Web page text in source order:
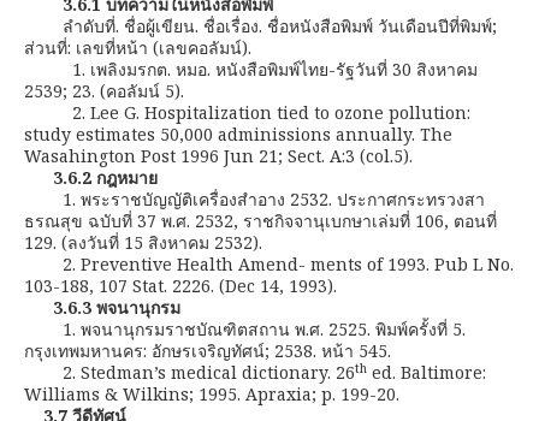
ลำดับที่. ชื่อผู้เขียน. ชื่อเรื่อง. ชื่อหนังสือพิมพ์ วันเดือนปีที่พิมพ์;
ส่วนที่: เลขที่หน้า (เลขคอลัมน์).
1. เพลิงมรกต. หมอ. หนังสือพิมพ์ไทย-รัฐวันที่ 30 สิงหาคม
2539; 23. (คอลัมน์ 5).
2. Lee G. Hospitalization tied to ozone pollution:
study estimates 50,000 adminissions annually. The
Wasahington Post 1996 Jun 21; Sect. A:3 (col.5).
3.6.2 กฎหมาย
1. พระราชบัญญัติเครื่องสำอาง 2532. ประกาศกระทรวงสา
ธรณสุข ฉบับที่ 37 พ.ศ. 2532, ราชกิจจานุเบกษาเล่มที่ 106, ตอนที่
129. (ลงวันที่ 15 สิงหาคม 2532).
2. Preventive Health Amend- ments of 1993. Pub L No.
103-188, 107 Stat. 2226. (Dec 14, 1993).
3.6.3 พจนานุกรม
1. พจนานุกรมราชบัณฑิตสถาน พ.ศ. 2525. พิมพ์ครั้งที่ 5.
กรุงเทพมหานคร: อักษรเจริญทัศน์; 2538. หน้า 545.
2. Stedman’s medical dictionary. 26th ed. Baltimore:
Williams & Wilkins; 1995. Apraxia; p. 199-20.
3.7 วีดีทัศน์